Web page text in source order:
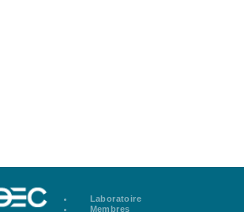
Laboratoire
Membres